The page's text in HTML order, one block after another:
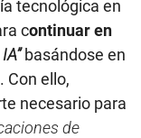
tecnológica en
continuar en
basándose en
Con ello,
necesario para
de